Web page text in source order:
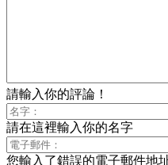
請輸入你的評論！
請在這裡輸入你的名字
您輸入了錯誤的電子郵件地